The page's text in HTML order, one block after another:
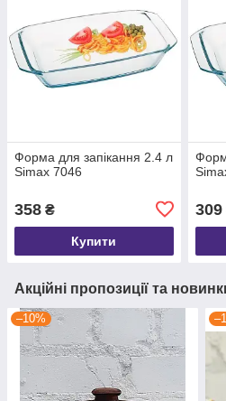
Форма для запікання 2.4 л
Simax 7046
358 ₴
Купити
309
Акційні пропозиції та
–10%